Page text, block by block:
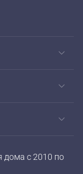
дома с 2010 по